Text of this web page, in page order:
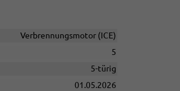
Verbrennungsmotor (ICE)
5
5-türig
01.05.2026